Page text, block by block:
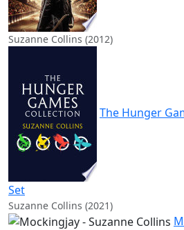
Suzanne Collins (2012)
The Hunger
Set
Suzanne Collins (2021)